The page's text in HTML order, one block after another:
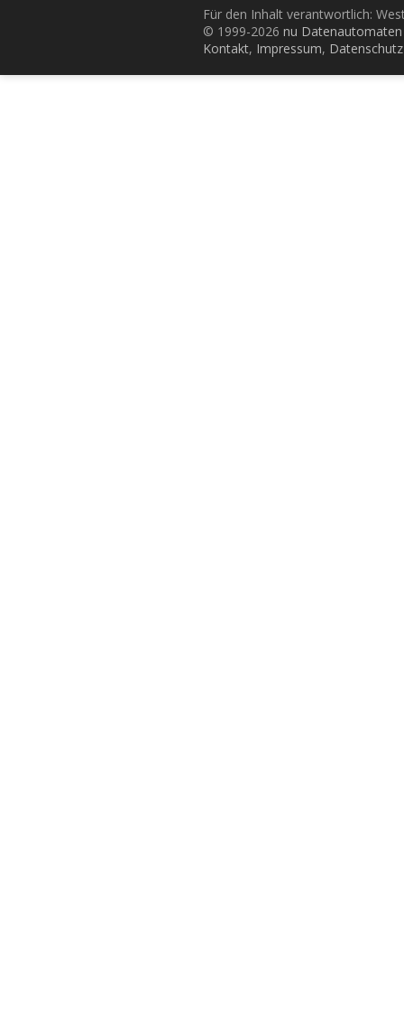
Für den Inhalt verantwortlich:
© 1999-2026 nu
Kontakt, Impressum, Datenschutz